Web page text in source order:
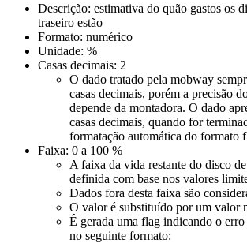
Descrição: estimativa do quão gastos os
traseiro estão
Formato: numérico
Unidade: %
Casas decimais: 2
O dado tratado pela mobway
casas decimais, porém a precisão
depende da montadora. O dado
casas decimais, quando for
formatação automática do formato
Faixa: 0 a 100 %
A faixa da vida restante do disco
definida com base nos valores
Dados fora desta faixa são
O valor é substituído por um valor
É gerada uma flag indicando o
no seguinte formato: